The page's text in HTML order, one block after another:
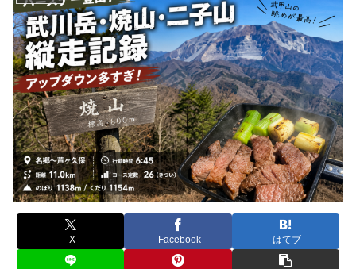
X Facebook はてブ